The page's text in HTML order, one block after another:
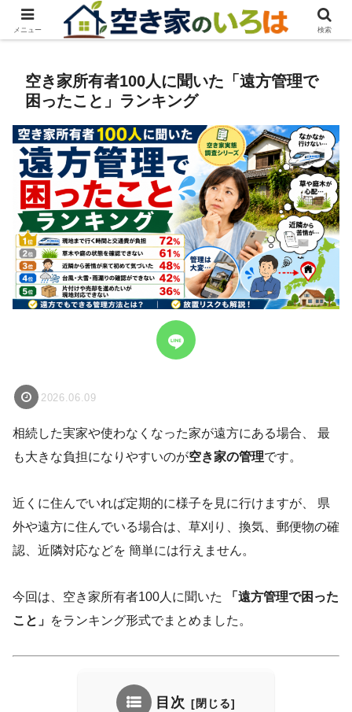
空き家所有者100人に聞いた「遠方管理で
困ったこと」ランキング
2026.06.09
相続した実家や使わなくなった家が遠方にある場合、 最
も大きな負担になりやすいのが空き家の管理です。
近くに住んでいれば定期的に様子を見に行けますが、 県
外や遠方に住んでいる場合は、草刈り、換気、郵便物の確
認、近隣対応などを 簡単には行えません。
今回は、空き家所有者100人に聞いた
「遠方管理で困った
こと」 をランキング形式でまとめました。
目次
メニュー 検索